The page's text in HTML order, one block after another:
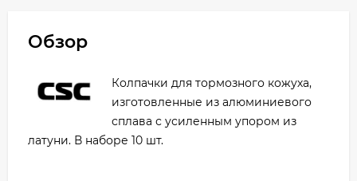
Обзор
Колпачки для тормозного кожуха,
изготовленные из алюминиевого
сплава с усиленным упором из
латуни. В наборе 10 шт.